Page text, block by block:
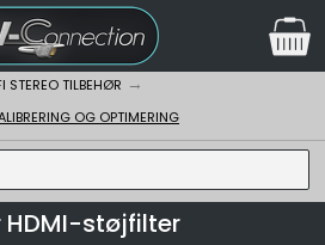
STEREO TILBEHØR
OG OPTIMERING
HDMI-støjfilter